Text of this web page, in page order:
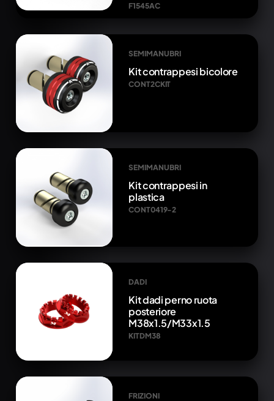
F1545AC
SEMIMANUBRI
Kit contrappesi bicolore
CONT2CKIT
SEMIMANUBRI
Kit contrappesi in
plastica
CONT0419-2
DADI
Kit dadi perno ruota
posteriore
M38x1.5/M33x1.5
KITDM38
FRIZIONI